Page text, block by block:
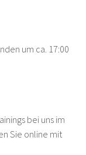
um ca. 17:00
bei uns im
Sie online mit